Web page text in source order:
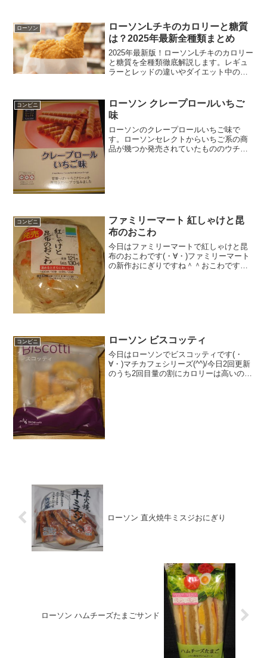
す。充電ケーブルが別売りである点や旧
型との互換性など、購入前に知らないと
損する注意点も詳しく紹介します。ファ
ミマに行く前に必読の内容です。
ローソン
ローソンLチキのカロリーと糖質
は？2025年最新全種類まとめ
2025年最新版！ローソンLチキのカロリー
と糖質を全種類徹底解説します。レギュ
ラーとレッドの違いやダイエット中の太
や栄養成分を正しく理解して、罪悪感な
く美味しく楽しむための完全ガイドで
す。
コンビニ
ローソン クレープロールいちご
味
ローソンのクレープロールいちご味で
す。ローソンセレクトからいちご系の商
品が幾つか発売されていたもののウチの
コンビニ
ファミリーマート 紅しゃけと昆
布のおこわ
今日はファミリーマートで紅しゃけと昆
布のおこわです(・∀・)ファミリーマート
の新作おにぎりですね＾＾おこわです＾
コンビニ ローソン ビスコッティ
今日はローソンでビスコッティです(・
∀・)マチカフェシリーズ(^^)/今日2回更新
のうち2回目量の割にカロリーは高いのか
ローソン 直火焼牛ミスジおにぎり
ローソン ハムチーズたまごサンド